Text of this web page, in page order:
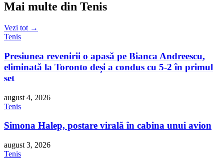
Mai multe din Tenis
Vezi tot →
Tenis
Presiunea revenirii o apasă pe Bianca Andreescu,
eliminată la Toronto deși a condus cu 5-2 în primul
set
august 4, 2026
Tenis
Simona Halep, postare virală în cabina unui avion
august 3, 2026
Tenis